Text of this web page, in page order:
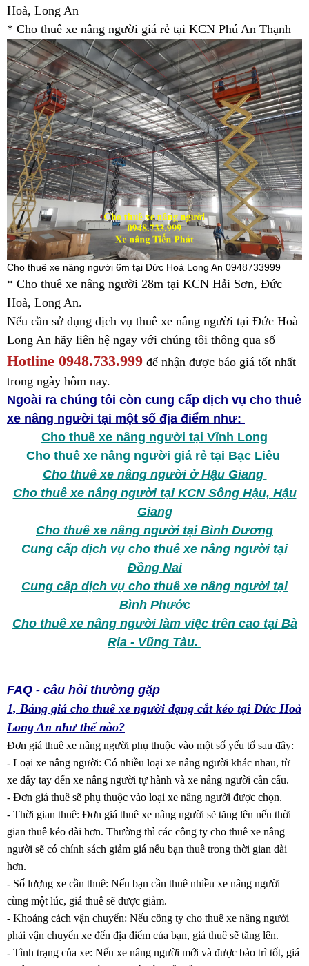
Hoà, Long An
* Cho thuê xe nâng người giá rẻ tại KCN Phú An Thạnh
Cho thuê xe nâng người 6m tại Đức Hoà Long An 0948733999
* Cho thuê xe nâng người 28m tại KCN Hải Sơn, Đức
Hoà, Long An.
Nếu cần sử dụng dịch vụ thuê xe nâng người tại Đức Hoà
Long An hãy liên hệ ngay với chúng tôi thông qua số
Hotline 0948.733.999 để nhận được báo giá tốt nhất
trong ngày hôm nay.
Ngoài ra chúng tôi còn cung cấp dịch vụ cho thuê
xe nâng người tại một số địa điểm như:
Cho thuê xe nâng người tại Vĩnh Long
Cho thuê xe nâng người giá rẻ tại Bạc Liêu
Cho thuê xe nâng người ở Hậu Giang
Cho thuê xe nâng người tại KCN Sông Hậu, Hậu
Giang
Cho thuê xe nâng người tại Bình Dương
Cung cấp dịch vụ cho thuê xe nâng người tại
Đồng Nai
Cung cấp dịch vụ cho thuê xe nâng người tại
Bình Phước
Cho thuê xe nâng người làm việc trên cao tại Bà
Rịa - Vũng Tàu.
FAQ - câu hỏi thường gặp
1, Bảng giá cho thuê xe người dạng cắt kéo tại Đức Hoà
Long An như thế nào?
Đơn giá thuê xe nâng người phụ thuộc vào một số yếu tố sau đây:
- Loại xe nâng người: Có nhiều loại xe nâng người khác nhau, từ
xe đẩy tay đến xe nâng người tự hành và xe nâng người cần cẩu.
- Đơn giá thuê sẽ phụ thuộc vào loại xe nâng người được chọn.
- Thời gian thuê: Đơn giá thuê xe nâng người sẽ tăng lên nếu thời
gian thuê kéo dài hơn. Thường thì các công ty cho thuê xe nâng
người sẽ có chính sách giảm giá nếu bạn thuê trong thời gian dài
hơn.
- Số lượng xe cần thuê: Nếu bạn cần thuê nhiều xe nâng người
cùng một lúc, giá thuê sẽ được giảm.
- Khoảng cách vận chuyển: Nếu công ty cho thuê xe nâng người
phải vận chuyển xe đến địa điểm của bạn, giá thuê sẽ tăng lên.
- Tình trạng của xe: Nếu xe nâng người mới và được bảo trì tốt, giá